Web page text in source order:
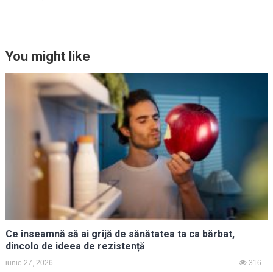
You might like
Ce înseamnă să ai grijă de sănătatea ta ca bărbat,
dincolo de ideea de rezistență
iunie 27, 2026 316